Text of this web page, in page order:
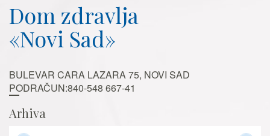
Dom zdravlja
«Novi Sad»
BULEVAR CARA LAZARA 75, NOVI SAD
PODRAČUN:840-548 667-41
Arhiva